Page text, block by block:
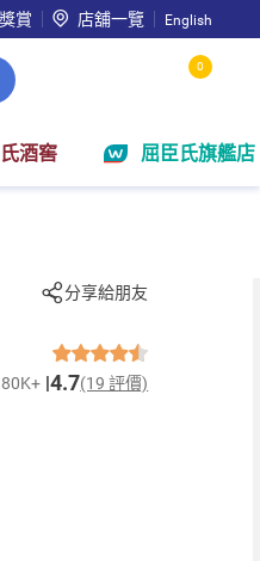
賞 店舖一覽 English
0
酒窖 屈臣氏旗艦店
分享給朋友
4.7(19 評價)